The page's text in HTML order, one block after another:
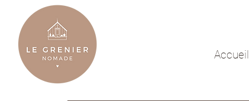
Accueil